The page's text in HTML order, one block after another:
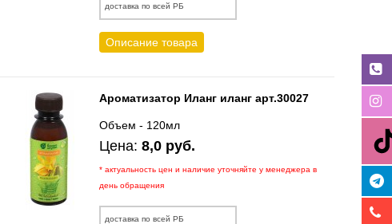
доставка по всей РБ
Описание товара
Ароматизатор Иланг иланг арт.30027
Объем - 120мл
Цена: 8,0 руб.
* актуальность цен и наличие уточняйте у менеджера в
день обращения
доставка по всей РБ